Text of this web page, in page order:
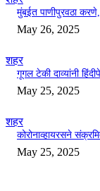
मुंबईत पाणीपुरवठा
May 26, 2025
शहर
गूगल टेकी दाव्यांनी
May 25, 2025
शहर
कोरोनाव्हायरसने
May 25, 2025